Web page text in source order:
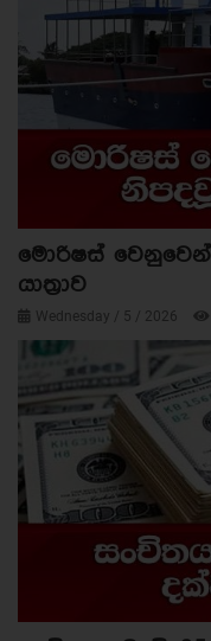
මොරිෂස්
යාත්‍රාව
Wednesday / 5 / 2026